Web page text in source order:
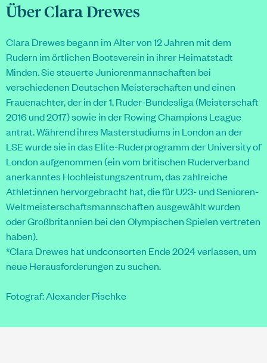
Über Clara Drewes
Clara Drewes begann im Alter von 12 Jahren mit dem
Rudern im örtlichen Bootsverein in ihrer Heimatstadt
Minden. Sie steuerte Juniorenmannschaften bei
verschiedenen Deutschen Meisterschaften und einen
Frauenachter, der in der 1. Ruder-Bundesliga (Meisterschaft
2016 und 2017) sowie in der Rowing Champions League
antrat. Während ihres Masterstudiums in London an der
LSE wurde sie in das Elite-Ruderprogramm der University of
London aufgenommen (ein vom britischen Ruderverband
anerkanntes Hochleistungszentrum, das zahlreiche
Athlet:innen hervorgebracht hat, die für U23- und Senioren-
Weltmeisterschaftsmannschaften ausgewählt wurden
oder Großbritannien bei den Olympischen Spielen vertreten
haben).
*Clara Drewes hat undconsorten Ende 2024 verlassen, um
neue Herausforderungen zu suchen.
Fotograf: Alexander Pischke